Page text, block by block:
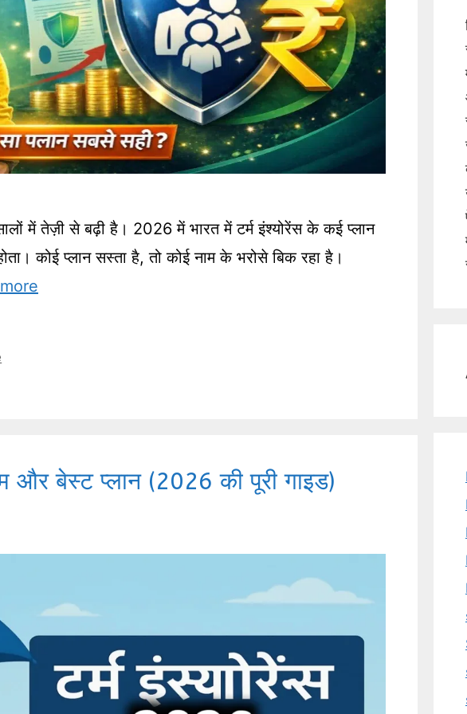
में तेज़ी से बढ़ी है। 2026 में भारत में टर्म इंश्योरेंस के कई प्लान
कोई प्लान सस्ता है, तो कोई नाम के भरोसे बिक रहा है।
और बेस्ट प्लान (2026 की पूरी गाइड)